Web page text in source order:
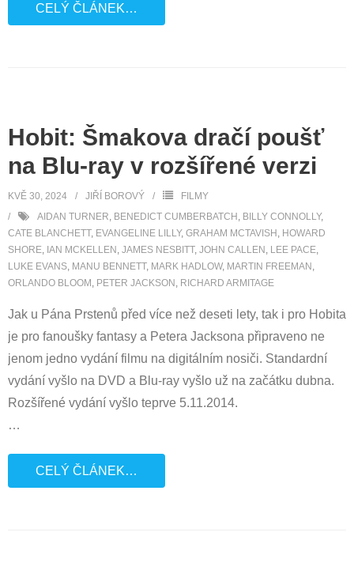
CELÝ ČLÁNEK…
Hobit: Šmakova dračí poušť
na Blu-ray v rozšířené verzi
KVĚ 30, 2024 JIŘÍ BOROVÝ
FILMY
AIDAN TURNER BENEDICT CUMBERBATCH BILLY CONNOLLY,
CATE BLANCHETT, EVANGELINE LILLY, GRAHAM MCTAVISH HOWARD
SHORE IAN MCKELLEN JAMES NESBITT, JOHN CALLEN LEE PACE
LUKE EVANS MANU BENNETT, MARK HADLOW, MARTIN FREEMAN
ORLANDO BLOOM PETER JACKSON RICHARD ARMITAGE
Jak u Pána Prstenů před více než deseti lety, tak i pro Hobita
je pro fanoušky fantasy a Petera Jacksona připraveno ne
jenom jedno vydání filmu na digitálním nosiči. Standardní
vydání vyšlo na DVD a Blu-ray vyšlo už na začátku dubna.
Rozšířené vydání vyšlo teprve 5.11.2014.
…
CELÝ ČLÁNEK…